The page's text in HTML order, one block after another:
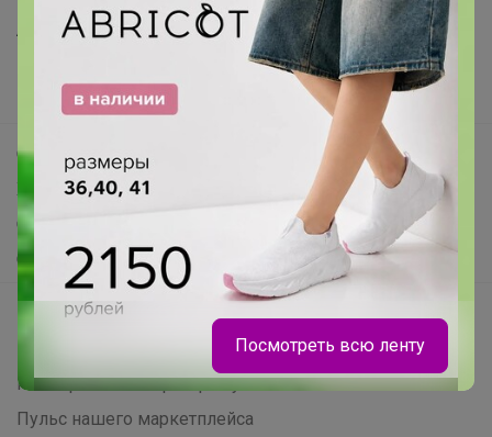
Анонсы
Поддержка альпак
Самое выгодное
Хиты продаж
Самое желанное
Самое быстрое
Начать зарабатывать с 24-ok
Picabox.ru - Лучшее место для ваших изображений
Розыгрыш - Генератор случайных чисел
Пульс нашего маркетплейса
Брюнетка
Посмотреть всю ленту